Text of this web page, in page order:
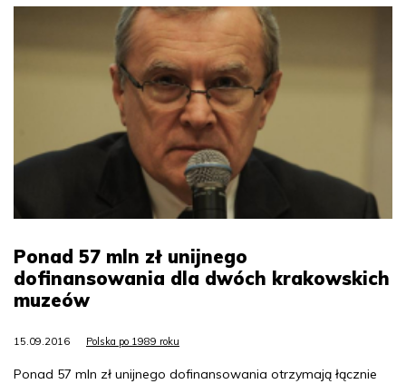
Ponad 57 mln zł unijnego
dofinansowania dla dwóch krakowskich
muzeów
15.09.2016 Polska po 1989 roku
Ponad 57 mln zł unijnego dofinansowania otrzymają łącznie